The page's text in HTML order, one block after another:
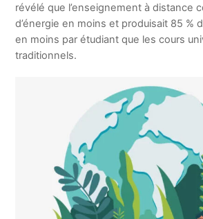
révélé que l’enseignement à distance
d’énergie en moins et produisait 85 %
en moins par étudiant que les cours
traditionnels.